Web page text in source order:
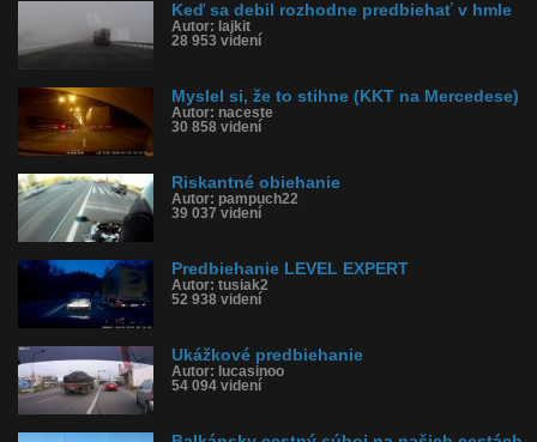
Keď sa debil rozhodne predbiehať v hmle
Autor: lajkit
28 953 videní
Myslel si, že to stihne (KKT na Mercedese)
Autor: naceste
30 858 videní
Riskantné obiehanie
Autor: pampuch22
39 037 videní
Predbiehanie LEVEL EXPERT
Autor: tusiak2
52 938 videní
Ukážkové predbiehanie
Autor: lucasinoo
54 094 videní